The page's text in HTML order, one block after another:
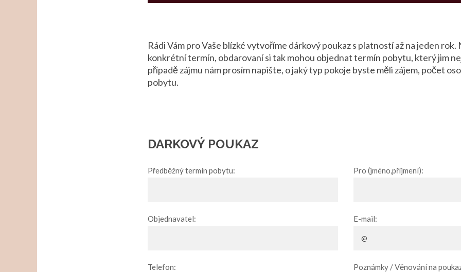
Rádi Vám pro Vaše blízké vytvoříme dárkový poukaz s platností až na jeden
konkrétní termín, obdarovaní si tak mohou objednat termín pobytu, který jim
případě zájmu nám prosím napište, o jaký typ pokoje byste měli zájem, počet
pobytu.
DARKOVÝ POUKAZ
Předběžný termín pobytu: Pro (jméno,příjmení):
Objednavatel: E-mail:
Telefon: Poznámky / Věnování na